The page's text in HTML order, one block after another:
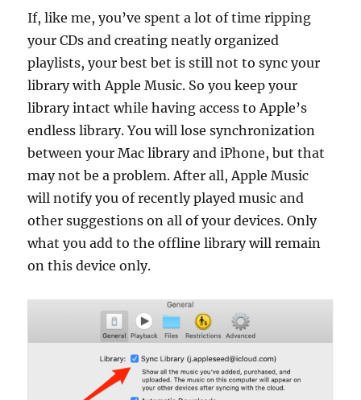
If, like me, you’ve spent a lot of time ripping
your CDs and creating neatly organized
playlists, your best bet is still not to sync your
library with Apple Music. So you keep your
library intact while having access to Apple’s
endless library. You will lose synchronization
between your Mac library and iPhone, but that
may not be a problem. After all, Apple Music
will notify you of recently played music and
other suggestions on all of your devices. Only
what you add to the offline library will remain
on this device only.